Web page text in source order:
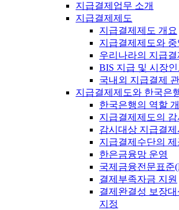
지급결제업무 소개
지급결제제도
지급결제제도 개요
지급결제제도와 중
우리나라의 지급결
BIS 지급 및 시장
국내외 지급결제
지급결제제도와 한국은
한국은행의 역할
지급결제제도의 감
감시대상 지급결제
지급결제수단의 제
한은금융망 운영
국제금융전문표준
결제부족자금 지원
결제완결성 보장
지정